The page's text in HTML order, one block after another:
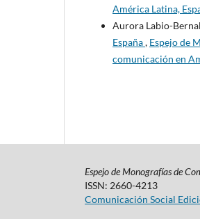
América Latina,
Aurora Labio-
España, Espejo de
comunicación en
Espejo de Monografías de
ISSN: 2660-4213
Comunicación Social